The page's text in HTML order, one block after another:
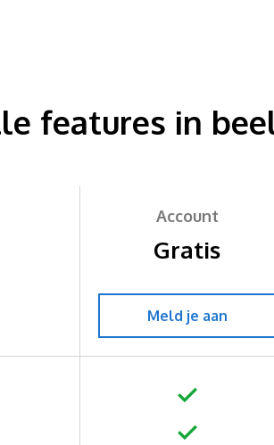
features in
Account
Gratis
Meld je aan